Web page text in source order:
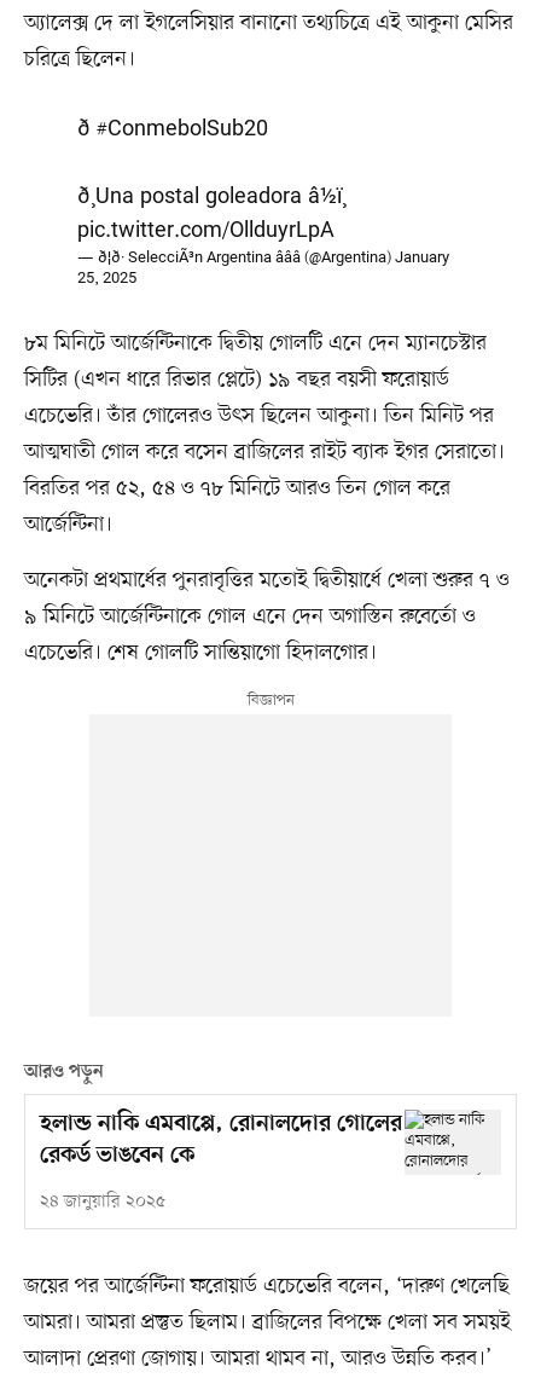
অ্যালেক্স দে লা ইগলেসিয়ার বানানো তথ্যচিত্রে এই আকুনা মেসির
চরিত্রে ছিলেন।
ð #ConmebolSub20
ð¸Una postal goleadora â½ï¸
pic.twitter.com/OllduyrLpA
— ð¦ð· SelecciÃ³n Argentina â­â­â­ (@Argentina)January
25, 2025
৮ম মিনিটে আর্জেন্টিনাকে দ্বিতীয় গোলটি এনে দেন ম্যানচেস্টার
সিটির (এখন ধারে রিভার প্লেটে) ১৯ বছর বয়সী ফরোয়ার্ড
এচেভেরি। তাঁর গোলেরও উৎস ছিলেন আকুনা। তিন মিনিট পর
আত্মঘাতী গোল করে বসেন ব্রাজিলের রাইট ব্যাক ইগর সেরাতো।
বিরতির পর ৫২, ৫৪ ও ৭৮ মিনিটে আরও তিন গোল করে
আর্জেন্টিনা।
অনেকটা প্রথমার্ধের পুনরাবৃত্তির মতোই দ্বিতীয়ার্ধে খেলা শুরুর ৭ ও
৯ মিনিটে আর্জেন্টিনাকে গোল এনে দেন অগাস্তিন রুবের্তো ও
এচেভেরি। শেষ গোলটি সান্তিয়াগো হিদালগোর।
আরও পড়ুন
হলান্ড নাকি এমবাপ্পে, রোনালদোর গোলের
রেকর্ড ভাঙবেন কে
২৪ জানুয়ারি ২০২৫
জয়ের পর আর্জেন্টিনা ফরোয়ার্ড এচেভেরি বলেন, ‘দারুণ খেলেছি
আমরা। আমরা প্রস্তুত ছিলাম। ব্রাজিলের বিপক্ষে খেলা সব সময়ই
আলাদা প্রেরণা জোগায়। আমরা থামব না, আরও উন্নতি করব।’